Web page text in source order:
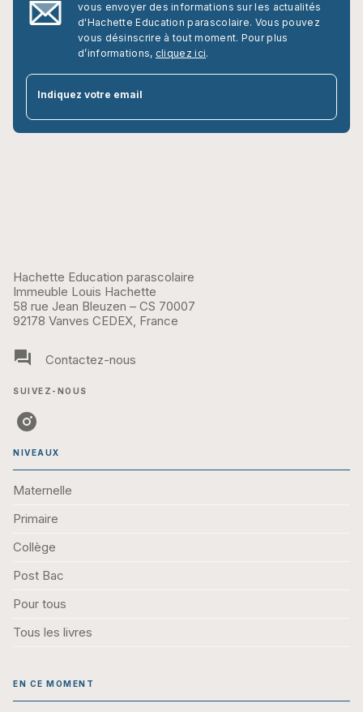
vous envoyer des informations sur les actualités
d'Hachette Education parascolaire. Vous pouvez
vous désinscrire à tout moment. Pour plus
d’informations, cliquez ici.
Indiquez votre email
Hachette Education parascolaire
Immeuble Louis Hachette
58 rue Jean Bleuzen – CS 70007
92178 Vanves CEDEX, France
question_answer Contactez-nous
SUIVEZ-NOUS
NIVEAUX
Maternelle
Primaire
Collège
Post Bac
Pour tous
Tous les livres
EN CE MOMENT